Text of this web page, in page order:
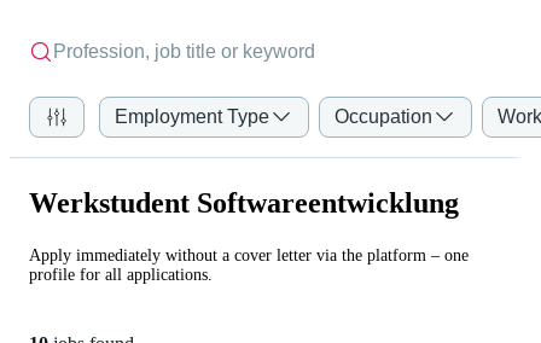
Employment Type Occupation
Werkstudent Softwareentwicklung
Apply immediately without a cover letter via the platform – one
profile for all applications.